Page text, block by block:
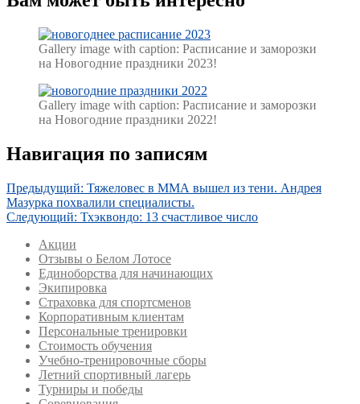
Gallery image with caption: Расписание и заморозки
на Новогодние праздники 2023!
Gallery image with caption: Расписание и заморозки
на Новогодние праздники 2022!
Навигация по записям
Предыдущий: Тяжеловес в ММА вышел из тени. Андрея
Мазурка похвалили специалисты.
Следующий: Тхэквондо: 13 счастливое число
Акции
Отзывы о Белом Лотосе
Единоборства для начинающих
Экипировка
Страховка для спортсменов
Корпоративным клиентам
Персональные тренировки
Стоимость обучения
Учебно-тренировочные сборы
Летний спортивный лагерь
Турниры и победы